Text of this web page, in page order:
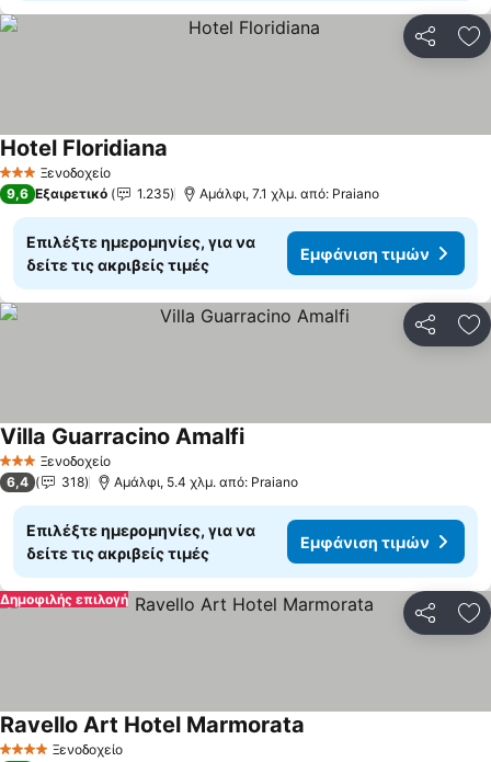
3 ΑστέριαΞενοδοχείο
Hotel Floridiana
9,6 Εξαιρετικό 1.235 Αμάλφι, 7.1 χλμ. από: Praiano
Επιλέξτε ημερομηνίες, για να
δείτε τις ακριβείς τιμές
Εμφάνιση τιμών
3 ΑστέριαΞενοδοχείο
Villa Guarracino Amalfi
6,4 318 Αμάλφι, 5.4 χλμ. από: Praiano
Επιλέξτε ημερομηνίες, για να
δείτε τις ακριβείς τιμές
Εμφάνιση τιμών
Δημοφιλής επιλογή
4 ΑστέριαΞενοδοχείο
Ravello Art Hotel Marmorata